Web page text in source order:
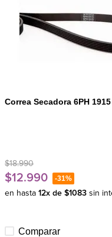
Correa Secadora 6PH 1915
$18.990
$12.990 -31%
en hasta 12x de $1083 sin
Comparar